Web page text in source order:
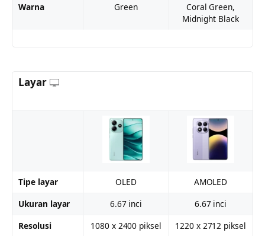
Warna
Green
Coral Green,
Midnight Black
Layar
Tipe layar OLED
AMOLED
Ukuran layar
6.67 inci
6.67 inci
Resolusi
1080 x 2400 piksel
1220 x 2712 piksel